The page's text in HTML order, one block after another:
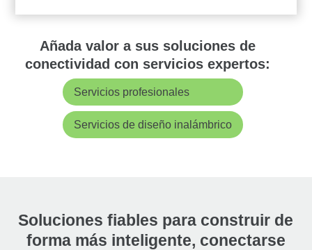
Añada valor a sus soluciones de
conectividad con servicios expertos:
Servicios profesionales
Servicios de diseño inalámbrico
Soluciones fiables para construir de
forma más inteligente, conectarse